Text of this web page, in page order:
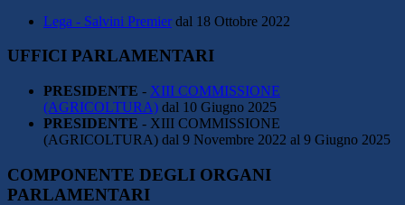
Lega - Salvini Premier dal 18 Ottobre 2022
UFFICI PARLAMENTARI
PRESIDENTE - XIII COMMISSIONE
(AGRICOLTURA) dal 10 Giugno 2025
PRESIDENTE - XIII COMMISSIONE
(AGRICOLTURA) dal 9 Novembre 2022 al 9 Giugno 2025
COMPONENTE DEGLI ORGANI
PARLAMENTARI